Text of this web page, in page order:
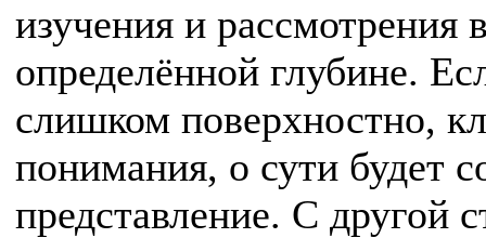
изучения и рассмотрения
определённой глубине.
слишком поверхностно,
понимания, о сути будет
представление. С другой